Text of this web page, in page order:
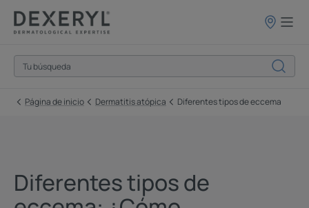
Puntos
Página de inicio Dermatitis atópica Diferentes tipos de eccema
Diferentes tipos de